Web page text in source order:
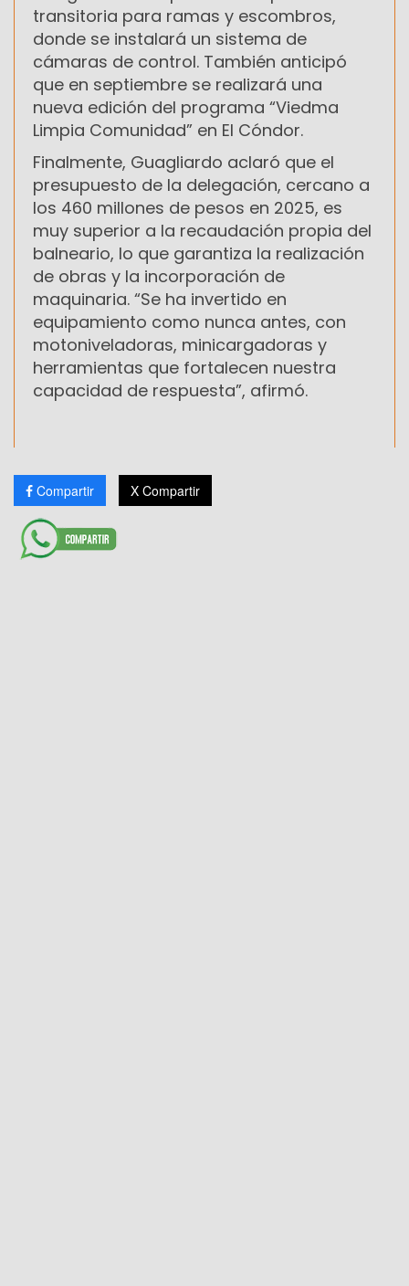
transitoria para ramas y escombros,
donde se instalará un sistema de
cámaras de control. También anticipó
que en septiembre se realizará una
nueva edición del programa “Viedma
Limpia Comunidad” en El Cóndor.
Finalmente, Guagliardo aclaró que el
presupuesto de la delegación, cercano a
los 460 millones de pesos en 2025, es
muy superior a la recaudación propia del
balneario, lo que garantiza la realización
de obras y la incorporación de
maquinaria. “Se ha invertido en
equipamiento como nunca antes, con
motoniveladoras, minicargadoras y
herramientas que fortalecen nuestra
capacidad de respuesta”, afirmó.
Compartir X Compartir